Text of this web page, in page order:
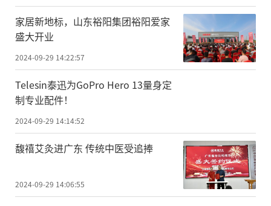
家居新地标，山东裕阳集团裕阳爱家
盛大开业
2024-09-29 14:22:57
Telesin泰迅为GoPro Hero 13量身定
制专业配件！
2024-09-29 14:14:52
馥禧艾灸进广东 传统中医受追捧
2024-09-29 14:06:55